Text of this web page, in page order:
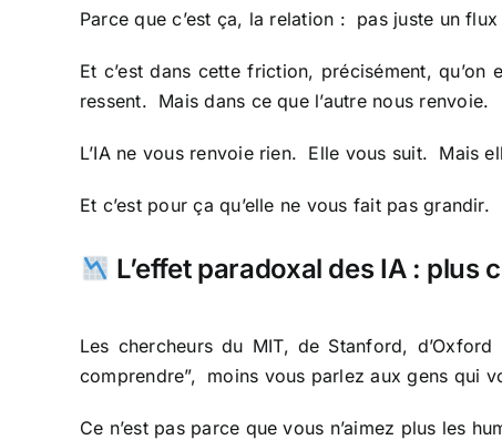
Parce que c’est ça, la relation : pas juste un
Et c’est dans cette friction, précisément,
ressent. Mais dans ce que l’autre nous renvoie.
L’IA ne vous renvoie rien. Elle vous suit. Mais
Et c’est pour ça qu’elle ne vous fait pas grandir.
L’effet paradoxal des IA : plus
Les chercheurs du MIT, de Stanford,
comprendre”, moins vous parlez aux gens qui
Ce n’est pas parce que vous n’aimez plus les